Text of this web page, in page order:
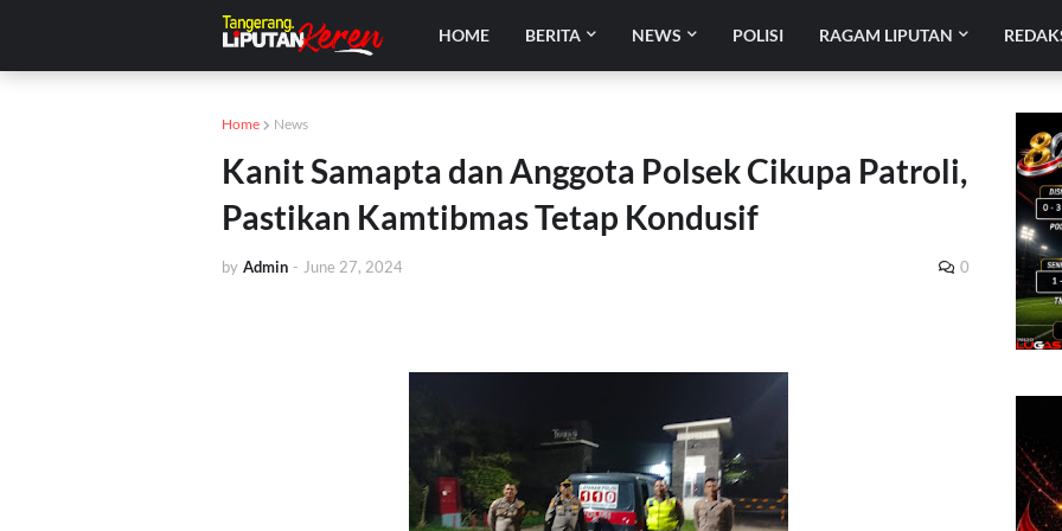
HOME BERITA NEWS POLISI RAGAM LIPUTAN
Home News
Kanit Samapta dan Anggota Polsek Cikupa Patroli,
Pastikan Kamtibmas Tetap Kondusif
by Admin - June 27, 2024 0